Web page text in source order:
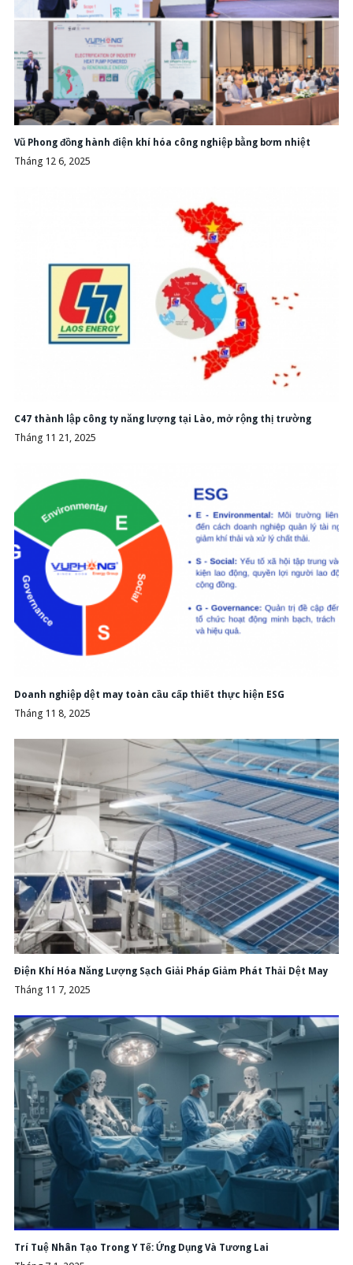
Vũ Phong đồng hành điện khí hóa công nghiệp bằng bơm nhiệt
Tháng 12 6, 2025
C47 thành lập công ty năng lượng tại Lào, mở rộng thị trường
Tháng 11 21, 2025
Doanh nghiệp dệt may toàn cầu cấp thiết thực hiện ESG
Tháng 11 8, 2025
Điện Khí Hóa Năng Lượng Sạch Giải Pháp Giảm Phát Thải Dệt May
Tháng 11 7, 2025
Trí Tuệ Nhân Tạo Trong Y Tế: Ứng Dụng Và Tương Lai